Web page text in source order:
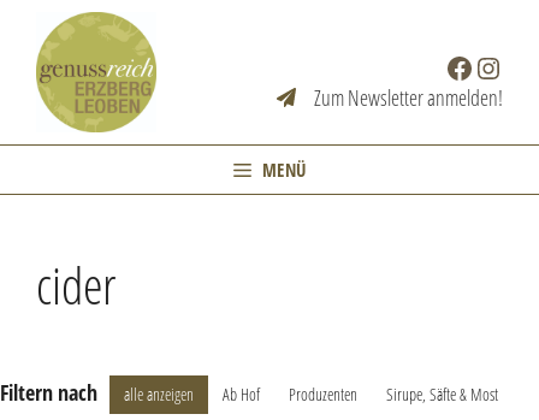
springen
Facebook
Zum Newsletter anmelden!
MENÜ
cider
Filtern nach alle anzeigen Ab Hof Produzenten Sirupe, Säfte & Most